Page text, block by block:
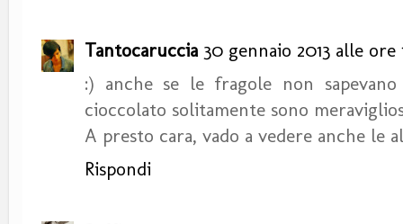
Tantocaruccia 30 gennaio 2013 alle ore
:) anche se le fragole non
cioccolato solitamente sono
A presto cara, vado a vedere anche le
Rispondi